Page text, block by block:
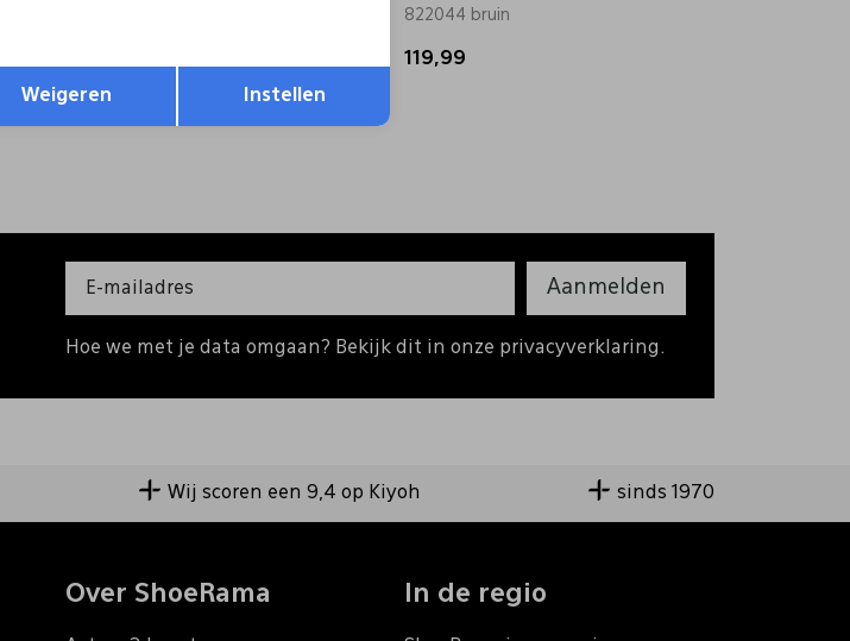
822044 bruin
119,99
Aanmelden
Hoe we met je data omgaan? Bekijk dit in onze privacyverklaring.
Wij scoren een 9,4 op Kiyoh sinds 1970
Over ShoeRama In de regio
Opslaan
Weigeren Instellen